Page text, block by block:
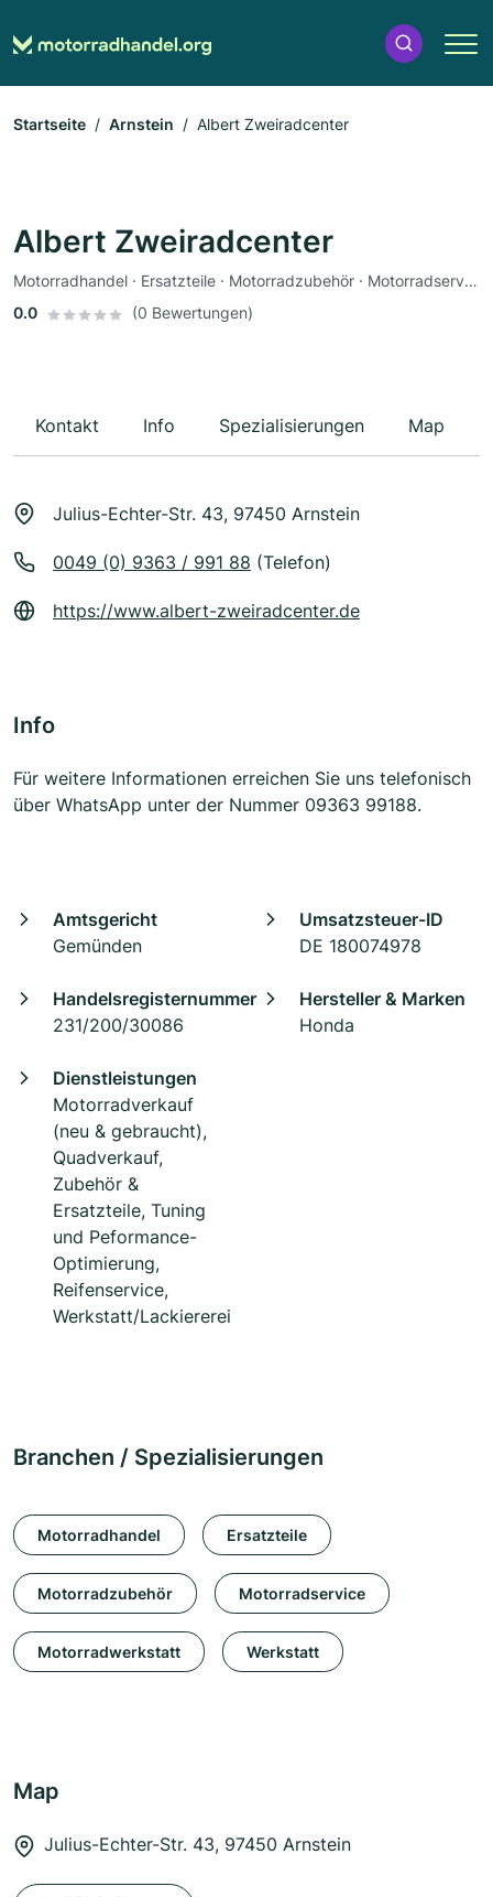
Startseite Arnstein Albert Zweiradcenter
Albert Zweiradcenter
Motorradhandel · Ersatzteile · Motorradzubehör · Motorradservice · Motorradwerkstatt · Werkstatt
0.0
(0 Bewertungen)
Kontakt Info Spezialisierungen Map
Julius-Echter-Str. 43, 97450 Arnstein
0049 (0) 9363 / 991 88 (Telefon)
https://www.albert-zweiradcenter.de
Info
Für weitere Informationen erreichen Sie uns telefonisch
über WhatsApp unter der Nummer 09363 99188.
Amtsgericht
Gemünden
Umsatzsteuer-ID
DE 180074978
Handelsregisternummer
231/200/30086
Hersteller & Marken
Honda
Dienstleistungen
Motorradverkauf
(neu & gebraucht),
Quadverkauf,
Zubehör &
Ersatzteile, Tuning
und Peformance-
Optimierung,
Reifenservice,
Werkstatt/Lackiererei
Branchen / Spezialisierungen
Motorradhandel Ersatzteile
Motorradzubehör Motorradservice
Motorradwerkstatt Werkstatt
Map
Julius-Echter-Str. 43, 97450 Arnstein